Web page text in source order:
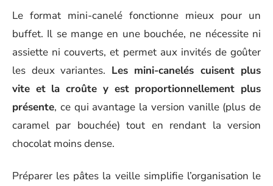
Le format mini-canelé fonctionne mieux pour un
buffet. Il se mange en une bouchée, ne nécessite ni
assiette ni couverts, et permet aux invités de goûter
les deux variantes. Les mini-canelés cuisent plus
vite et la croûte y est proportionnellement plus
présente, ce qui avantage la version vanille (plus de
caramel par bouchée) tout en rendant la version
chocolat moins dense.
Préparer les pâtes la veille simplifie l’organisation le